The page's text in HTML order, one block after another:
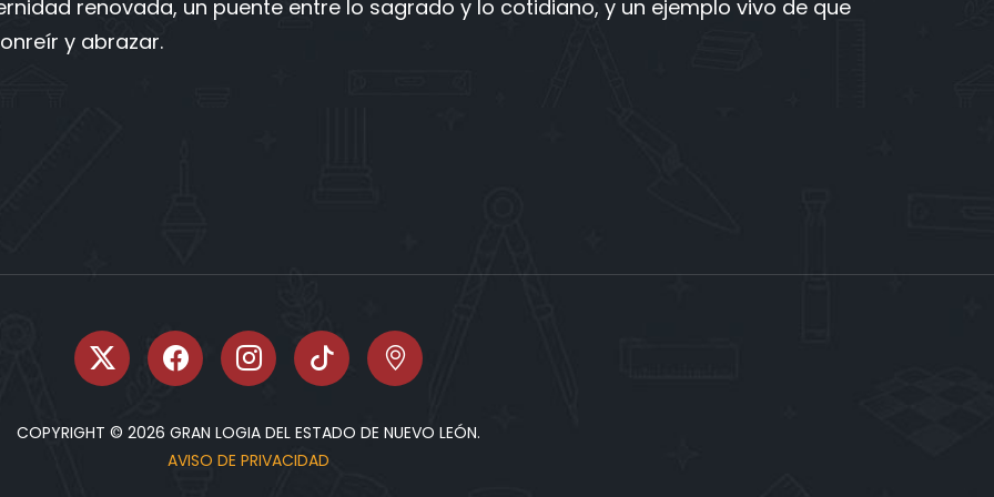
renovada, un puente entre lo sagrado y lo cotidiano, y un ejemplo vivo de que
y abrazar.
COPYRIGHT © 2026 GRAN LOGIA DEL ESTADO DE NUEVO LEÓN.
AVISO DE PRIVACIDAD